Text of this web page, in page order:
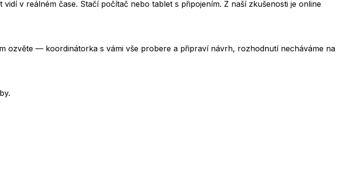
v reálném čase. Stačí počítač nebo tablet s připojením. Z naší zkušenosti je online
ozvěte — koordinátorka s vámi vše probere a připraví návrh, rozhodnutí necháváme na